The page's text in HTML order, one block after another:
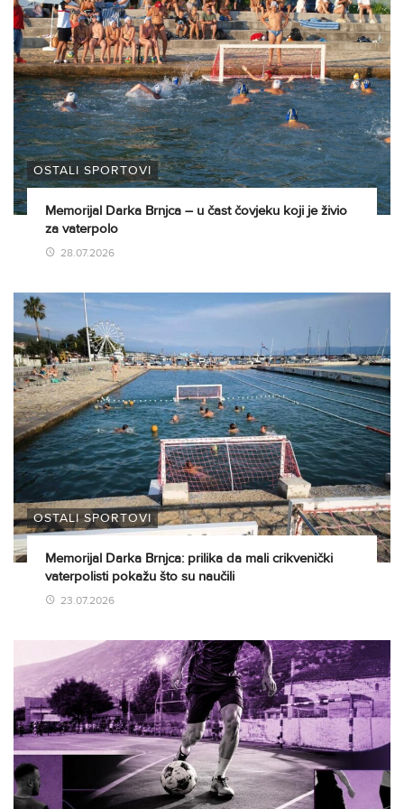
OSTALI SPORTOVI
Memorijal Darka Brnjca – u čast čovjeku koji je živio
za vaterpolo
28.07.2026
OSTALI SPORTOVI
Memorijal Darka Brnjca: prilika da mali crikvenički
vaterpolisti pokažu što su naučili
23.07.2026